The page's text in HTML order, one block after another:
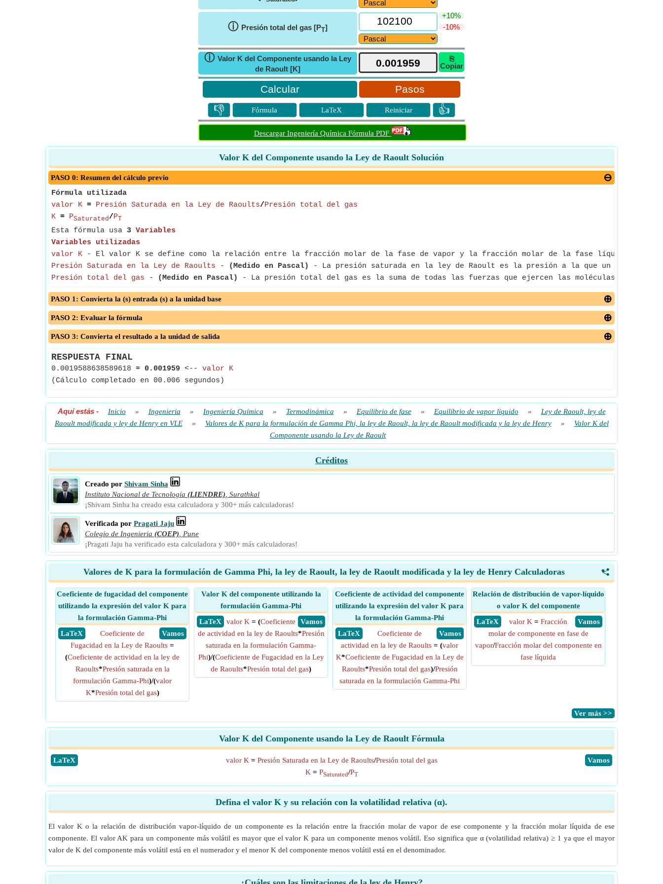
ⓘ Presión total del gas [PT]
+10%
-10%
ⓘ Valor K del Componente usando la Ley
de Raoult [K]
⎘
Copiar
Pasos
👎 Fórmula LaTeX Reiniciar 👍
Descargar Ingeniería Química Fórmula PDF
Valor K del Componente usando la Ley de Raoult Solución
PASO 0: Resumen del cálculo previo
Fórmula utilizada
valor K = Presión Saturada en la Ley de Raoults/Presión total del gas
K = PSaturated/P T
Esta fórmula usa 3 Variables
Variables utilizadas
valor K - El valor K se define como la relación entre la fracción molar de la fase de vapor y la fracción molar de la fase líquida.
Presión Saturada en la Ley de Raoults - (Medido en Pascal)
- La presión saturada en la ley de Raoult es la presión a la que un líquido
Presión total del gas - (Medido en Pascal) - La presión total del gas es la suma de todas las fuerzas que ejercen las moléculas del gas
PASO 1: Convierta la (s) entrada (s) a la unidad base
PASO 2: Evaluar la fórmula
PASO 3: Convierta el resultado a la unidad de salida
RESPUESTA FINAL
0.0019588638589618 ≈ 0.001959 <-- valor K
(Cálculo completado en 00.006 segundos)
Aquí estás- Inicio » Ingenieria » Ingeniería Química » Termodinámica » Equilibrio de fase » Equilibrio de vapor líquido »
Ley de Raoult, ley de
Raoult modificada y ley de Henry en VLE
» Valores de K para la formulación de Gamma Phi, la ley de Raoult, la ley de Raoult modificada y la ley de Henry »
Valor K del
Componente usando la Ley de Raoult
Créditos
Creado por Shivam Sinha
Instituto Nacional de Tecnología (LIENDRE) Surathkal
¡Shivam Sinha ha creado esta calculadora y 300+ más calculadoras!
Verificada por Pragati Jaju
Colegio de Ingenieria (COEP)
Pune
¡Pragati Jaju ha verificado esta calculadora y 300+ más calculadoras!
<
Valores de K para la formulación de Gamma Phi, la ley de Raoult, la ley de Raoult modificada y la ley de Henry Calculadoras
Coeficiente de fugacidad del componente
utilizando la expresión del valor K para
la formulación Gamma-Phi
​ LaTeX
​ Vamos
Coeficiente de
Fugacidad en la Ley de Raoults =
(Coeficiente de actividad en la ley de
Raoults*Presión saturada en la
formulación Gamma-Phi)/(valor
K*Presión total del gas)
Valor K del componente utilizando la
formulación Gamma-Phi
​ LaTeX
​ Vamos
valor K = (Coeficiente
de actividad en la ley de Raoults*Presión
saturada en la formulación Gamma-
Phi)/(Coeficiente de Fugacidad en la Ley
de Raoults*Presión total del gas)
Coeficiente de actividad del componente
utilizando la expresión del valor K para
la formulación Gamma-Phi
​ LaTeX
​ Vamos
Coeficiente de
actividad en la ley de Raoults = (valor
K*Coeficiente de Fugacidad en la Ley de
Raoults*Presión total del gas)/Presión
saturada en la formulación Gamma-Phi
Relación de distribución de vapor-líquido
o valor K del componente
​ LaTeX
​ Vamos
valor K = Fracción
molar de componente en fase de
vapor/Fracción molar del componente en
fase líquida
​Ver más >>
Valor K del Componente usando la Ley de Raoult Fórmula
​LaTeX ​Vamos
valor K = Presión Saturada en la Ley de Raoults/Presión total del gas
K = PSaturated/PT
Defina el valor K y su relación con la volatilidad relativa (α).
El valor K o la relación de distribución vapor-líquido de un componente es la relación entre la fracción molar de vapor de ese componente y la fracción molar líquida de ese
componente. El valor AK para un componente más volátil es mayor que el valor K para un componente menos volátil. Eso significa que α (volatilidad relativa) ≥ 1 ya que el mayor
valor de K del componente más volátil está en el numerador y el menor K del componente menos volátil está en el denominador.